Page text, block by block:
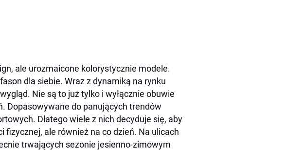
ale urozmaicone kolorystycznie modele.
dla siebie. Wraz z dynamiką na rynku
Nie są to już tylko i wyłącznie obuwie
Dopasowywane do panujących trendów
Dlatego wiele z nich decyduje się, aby
ale również na co dzień. Na ulicach
trwających sezonie jesienno-zimowym